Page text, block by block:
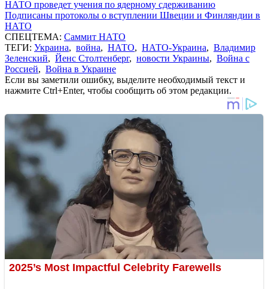
НАТО проведет учения по ядерному сдерживанию
Подписаны протоколы о вступлении Швеции и Финляндии в
НАТО
СПЕЦТЕМА: Саммит НАТО
ТЕГИ: Украина, война, НАТО, НАТО-Украина, Владимир
Зеленский, Йенс Столтенберг, новости Украины, Война с
Россией, Война в Украине
Если вы заметили ошибку, выделите необходимый текст и
нажмите Ctrl+Enter, чтобы сообщить об этом редакции.